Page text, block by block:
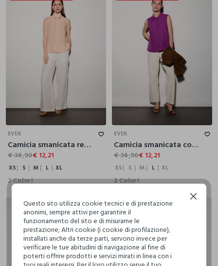
L
XL
EVER
Camicia smanicata regular fit a collo alto in poli-viscosa donna
€ 34,90€ 12,21
XS S M L XL
2 Colori
EVER
Camicia smanicata con colletto alla francese regular fit donna
€ 34,90€ 12,21
XS S M L XL
2 Colori
20% + 30% DI SCONTO
Questo sito utilizza cookie tecnici e di prestazione
anonimi, sempre attivi per garantire il
funzionamento del sito e di misurarne le
prestazione; Altri cookie (i cookie di profilazione),
installati anche da terze parti, servono invece per
verificare le tue abitudini di navigazione al fine di
poterti offrire prodotti e servizi mirati in linea con i
Continua senza accettare